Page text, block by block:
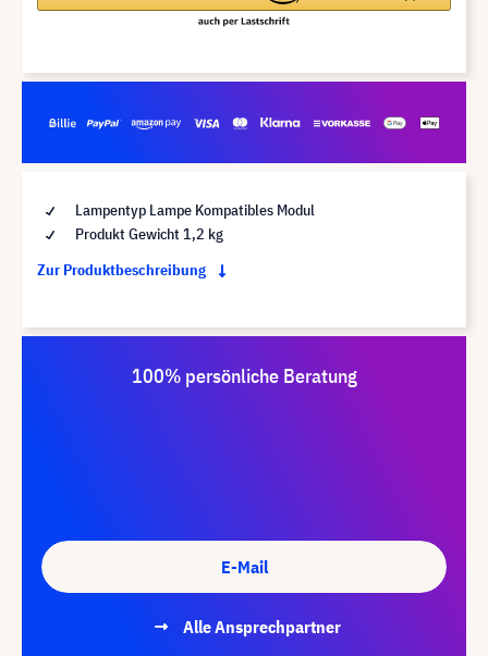
Lampentyp Lampe Kompatibles Modul
Produkt Gewicht 1,2 kg
Zur Produktbeschreibung
100% persönliche Beratung
E-Mail
Alle Ansprechpartner